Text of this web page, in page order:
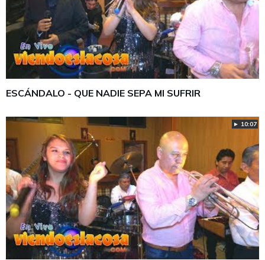
ESCÁNDALO - QUE NADIE SEPA MI SUFRIR
► 10:07